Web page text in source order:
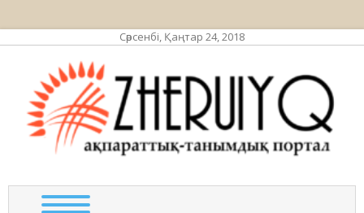
Сәрсенбі, Қаңтар 24, 2018